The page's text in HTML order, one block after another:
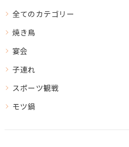
全てのカテゴリー
焼き鳥
宴会
子連れ
スポーツ観戦
モツ鍋